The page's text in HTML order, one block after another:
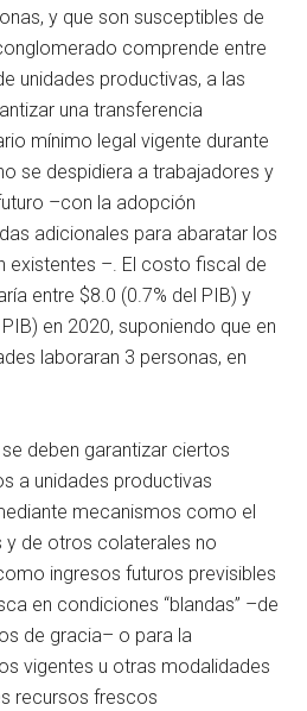
y que son susceptibles de
comprende entre
unidades productivas, a las
una transferencia
mínimo legal vigente durante
se despidiera a trabajadores y
–con la adopción
adicionales para abaratar los
existentes –. El costo fiscal de
entre $8.0 (0.7% del PIB) y
en 2020, suponiendo que en
laboraran 3 personas, en
deben garantizar ciertos
a unidades productivas
mecanismos como el
de otros colaterales no
ingresos futuros previsibles
en condiciones “blandas” –de
de gracia– o para la
vigentes u otras modalidades
recursos frescos